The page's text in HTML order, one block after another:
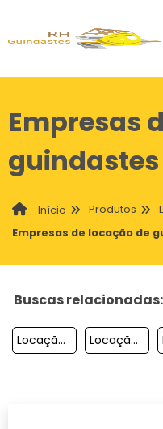
Empresas
guindastes
Início Produtos
Empresas de locação de
Buscas relacionadas:
Locação De Guindaste Locação De Guindaste Autopropelido